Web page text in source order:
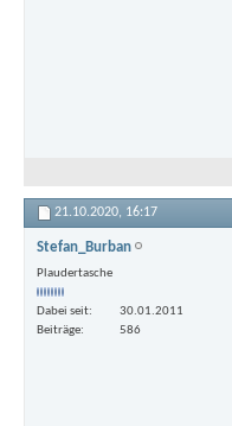
21.10.2020, 16:17
Stefan_Burban
Plaudertasche
Dabei seit
30.01.2011
Beiträge
586